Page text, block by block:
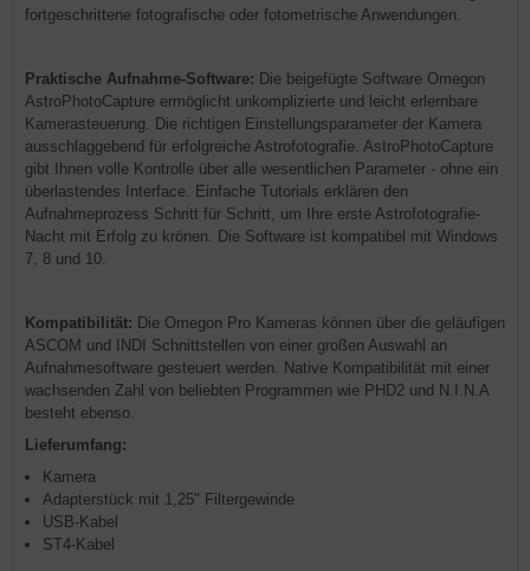
fortgeschrittene fotografische oder fotometrische Anwendungen.
Praktische Aufnahme-Software: Die beigefügte Software Omegon
AstroPhotoCapture ermöglicht unkomplizierte und leicht erlernbare
Kamerasteuerung. Die richtigen Einstellungsparameter der Kamera
ausschlaggebend für erfolgreiche Astrofotografie. AstroPhotoCapture
gibt Ihnen volle Kontrolle über alle wesentlichen Parameter - ohne ein
überlastendes Interface. Einfache Tutorials erklären den
Aufnahmeprozess Schritt für Schritt, um Ihre erste Astrofotografie-
Nacht mit Erfolg zu krönen. Die Software ist kompatibel mit Windows
7, 8 und 10.
Kompatibilität: Die Omegon Pro Kameras können über die geläufigen
ASCOM und INDI Schnittstellen von einer großen Auswahl an
Aufnahmesoftware gesteuert werden. Native Kompatibilität mit einer
wachsenden Zahl von beliebten Programmen wie PHD2 und N.I.N.A
besteht ebenso.
Lieferumfang:
Kamera
Adapterstück mit 1,25" Filtergewinde
USB-Kabel
ST4-Kabel